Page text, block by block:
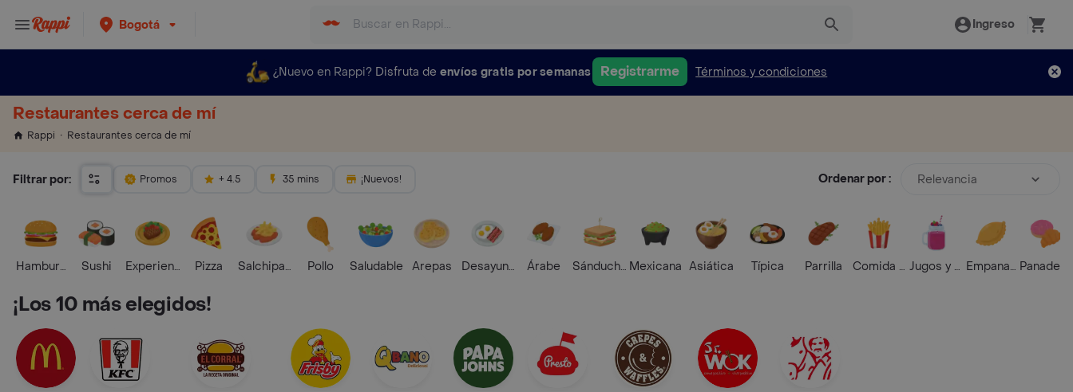
Bogotá Ingreso
¿Nuevo en Rappi? Disfruta de envíos gratis por semanas Registrarme Términos y condiciones
Restaurantes cerca de mí
Rappi Restaurantes cerca de mí
Filtrar por: Promos + 4.5 35 mins ¡Nuevos! Ordenar por : Relevancia
HamburguesaSushi Experiencias Foodies
Pizza Salchipapas Pollo Saludable Arepas Desayunos Árabe SánduchesMexicana Asiática Típica Parrilla Comida RápidaJugos y BatidosEmpanadasPanadería
¡Los 10 más elegidos!